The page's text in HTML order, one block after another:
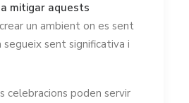
mitigar aquests
un ambient on es sent
segueix sent significativa i
celebracions poden servir